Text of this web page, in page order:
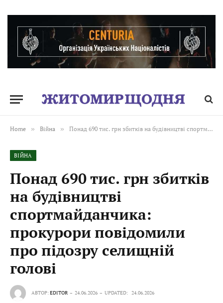
Home » Війна » Понад 690 тис. грн збитків на будівництві спортмайданчика: прокурори повідомили про підозру селищній голові
ВІЙНА
Понад 690 тис. грн збитків
на будівництві
спортмайданчика:
прокурори повідомили
про підозру селищній
голові
АВТОР:EDITOR 24.06.2026 UPDATED: 24.06.2026